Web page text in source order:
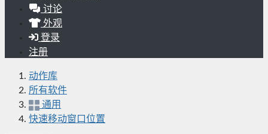
讨论
外观
登录
注册
动作库
所有软件
通用
快速移动窗口位置